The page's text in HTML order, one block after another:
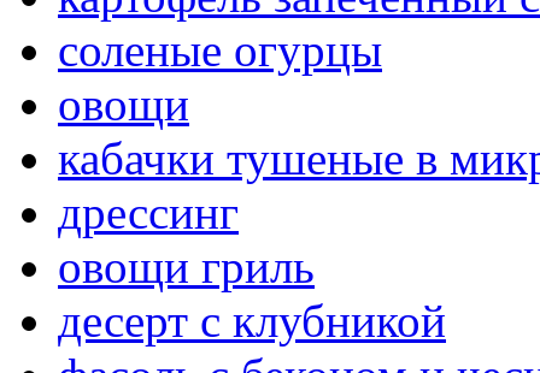
соленые огурцы
овощи
кабачки тушеные в
дрессинг
овощи гриль
десерт с клубникой